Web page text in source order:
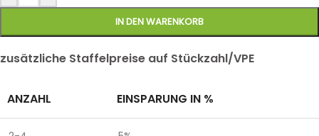
IN DEN WARENKORB
zusätzliche Staffelpreise auf Stückzahl/VPE
ANZAHL EINSPARUNG IN %